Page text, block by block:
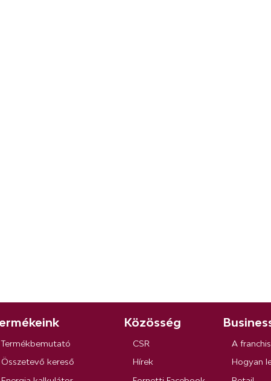
Termékbemutató
Összetevő kereső
Közösség
CSR
Hírek
A
Hogyan